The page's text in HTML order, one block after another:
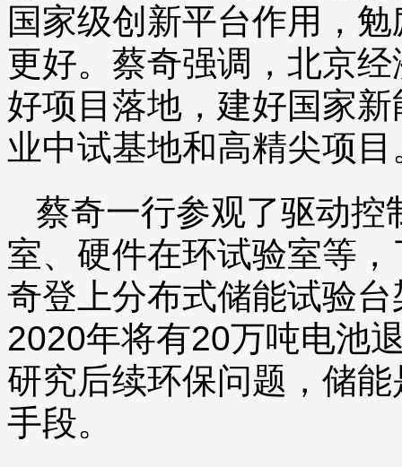
国家级创新平台作用，
更好。蔡奇强调，北京
好项目落地，建好国家
业中试基地和高精尖项目
蔡奇一行参观了驱动控
室、硬件在环试验室等
奇登上分布式储能试验
2020年将有20万吨电池
研究后续环保问题，储
手段。